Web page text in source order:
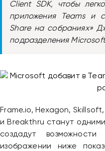
Client SDK, чтобы
приложения Teams и
Share на собраниях»
подразделения
Frame.io, Hexagon,
и Breakthru станут
создадут
изображении ниже